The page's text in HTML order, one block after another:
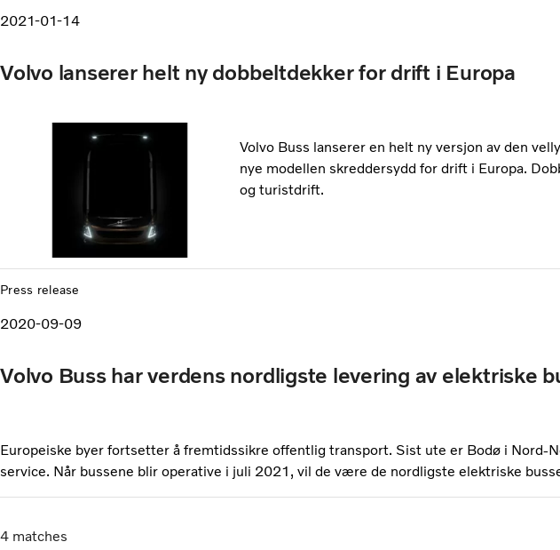
2021-01-14
Volvo lanserer helt ny dobbeltdekker for drift i Europa
Volvo Buss lanserer en helt ny versjon av den
nye modellen skreddersydd for drift i Europa.
og turistdrift.
Press release
2020-09-09
Volvo Buss har verdens nordligste levering av elektriske
Europeiske byer fortsetter å fremtidssikre offentlig transport. Sist ute er Bodø i Nord-
service. Når bussene blir operative i juli 2021, vil de være de nordligste elektriske
4 matches